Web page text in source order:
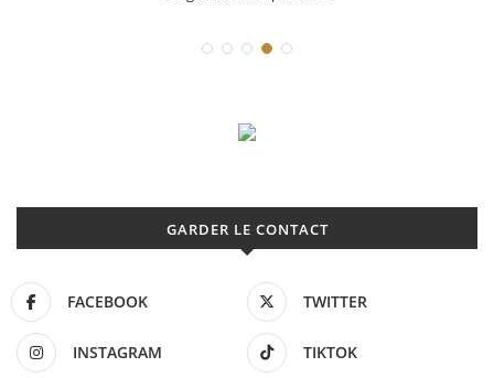
GARDER LE CONTACT
FACEBOOK TWITTER
INSTAGRAM TIKTOK